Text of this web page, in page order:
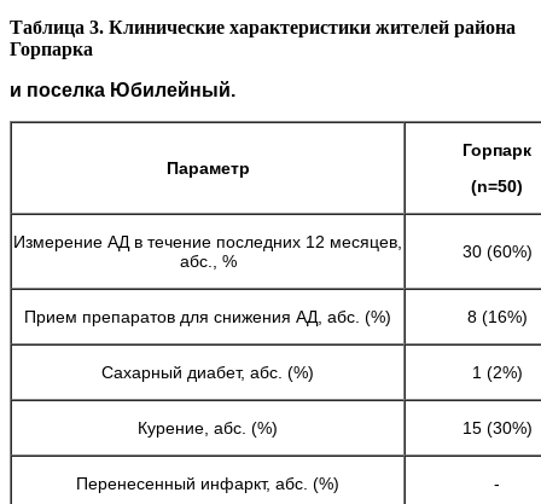
Таблица 3. Клинические характеристики жителей района
Горпарка
и поселка Юбилейный.
Параметр
Горпарк
(n=50)
Измерение АД в течение последних 12 месяцев,
абс., %
30 (60%)
Прием препаратов для снижения АД, абс. (%) 8 (16%)
Сахарный диабет, абс. (%) 1 (2%)
Курение, абс. (%) 15 (30%)
Перенесенный инфаркт, абс. (%) -